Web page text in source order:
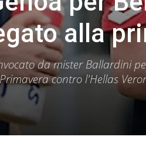
alla
da mister Ballardini
contro l'Hellas